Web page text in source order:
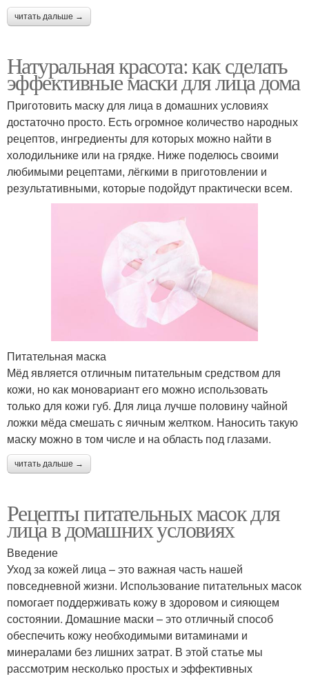
читать дальше →
Натуральная красота: как сделать
эффективные маски для лица дома
Приготовить маску для лица в домашних условиях
достаточно просто. Есть огромное количество народных
рецептов, ингредиенты для которых можно найти в
холодильнике или на грядке. Ниже поделюсь своими
любимыми рецептами, лёгкими в приготовлении и
результативными, которые подойдут практически всем.
Питательная маска
Мёд является отличным питательным средством для
кожи, но как моновариант его можно использовать
только для кожи губ. Для лица лучше половину чайной
ложки мёда смешать с яичным желтком. Наносить такую
маску можно в том числе и на область под глазами.
читать дальше →
Рецепты питательных масок для
лица в домашних условиях
Введение
Уход за кожей лица – это важная часть нашей
повседневной жизни. Использование питательных масок
помогает поддерживать кожу в здоровом и сияющем
состоянии. Домашние маски – это отличный способ
обеспечить кожу необходимыми витаминами и
минералами без лишних затрат. В этой статье мы
рассмотрим несколько простых и эффективных